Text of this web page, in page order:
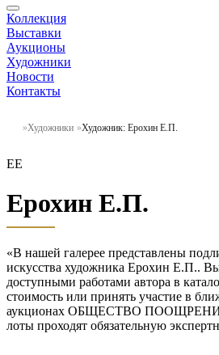
Коллекция
Выставки
Аукционы
Художники
Новости
Контакты
Художники Художник: Ерохин Е.П.
ЕЕ
Ерохин Е.П.
«В нашей галерее представлены
искусства художника Ерохин Е.П..
доступными работами автора в
стоимость или принять участие в
аукционах ОБЩЕСТВО
лоты проходят обязательную